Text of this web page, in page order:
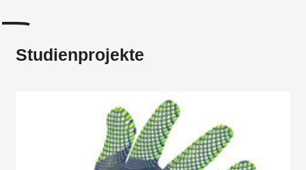
Studienprojekte